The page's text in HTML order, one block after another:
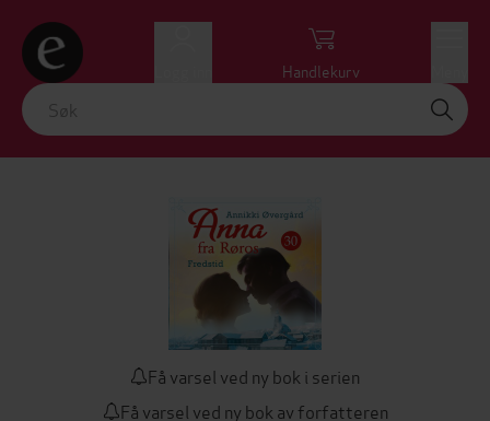
Handlekurv
Få varsel ved ny bok i serien
Få varsel ved ny bok av forfatteren